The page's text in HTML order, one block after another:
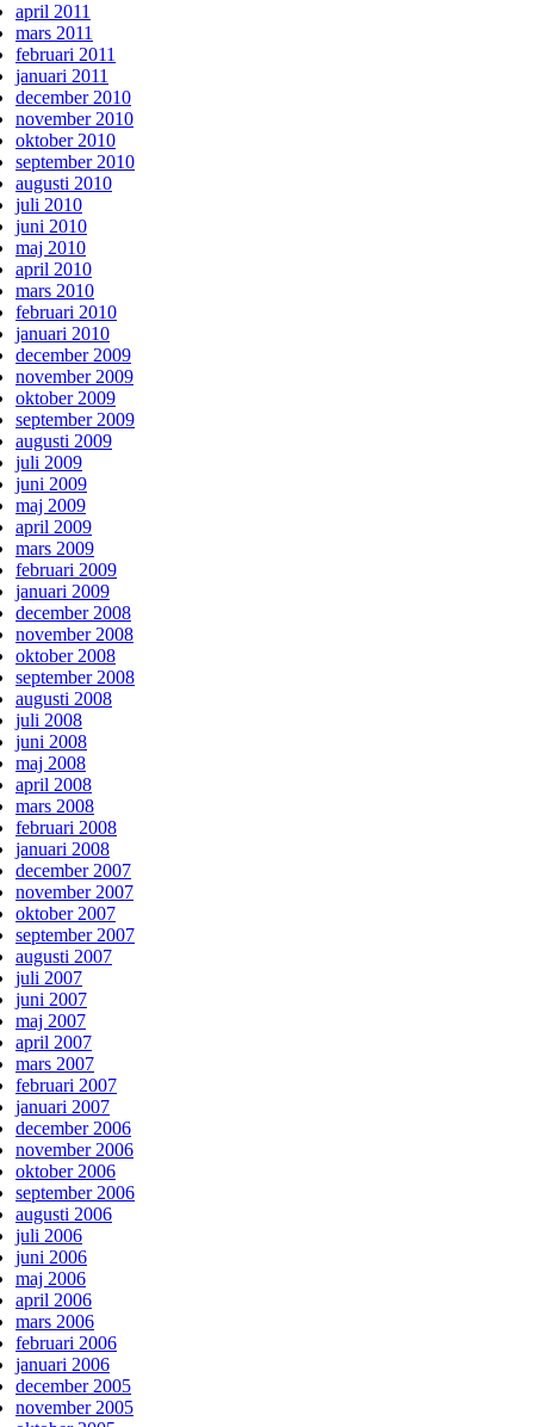
april 2011
mars 2011
februari 2011
januari 2011
december 2010
november 2010
oktober 2010
september 2010
augusti 2010
juli 2010
juni 2010
maj 2010
april 2010
mars 2010
februari 2010
januari 2010
december 2009
november 2009
oktober 2009
september 2009
augusti 2009
juli 2009
juni 2009
maj 2009
april 2009
mars 2009
februari 2009
januari 2009
december 2008
november 2008
oktober 2008
september 2008
augusti 2008
juli 2008
juni 2008
maj 2008
april 2008
mars 2008
februari 2008
januari 2008
december 2007
november 2007
oktober 2007
september 2007
augusti 2007
juli 2007
juni 2007
maj 2007
april 2007
mars 2007
februari 2007
januari 2007
december 2006
november 2006
oktober 2006
september 2006
augusti 2006
juli 2006
juni 2006
maj 2006
april 2006
mars 2006
februari 2006
januari 2006
december 2005
november 2005